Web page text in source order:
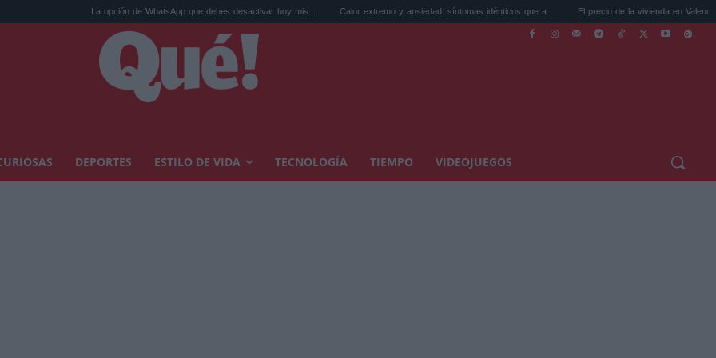
La opción de WhatsApp que debes desactivar hoy mis... Calor extremo y ansiedad: síntomas idénticos que a... El precio de la vivienda en Valencia sube a
DEPORTES ESTILO DE VIDA TECNOLOGÍA TIEMPO VIDEOJUEGOS